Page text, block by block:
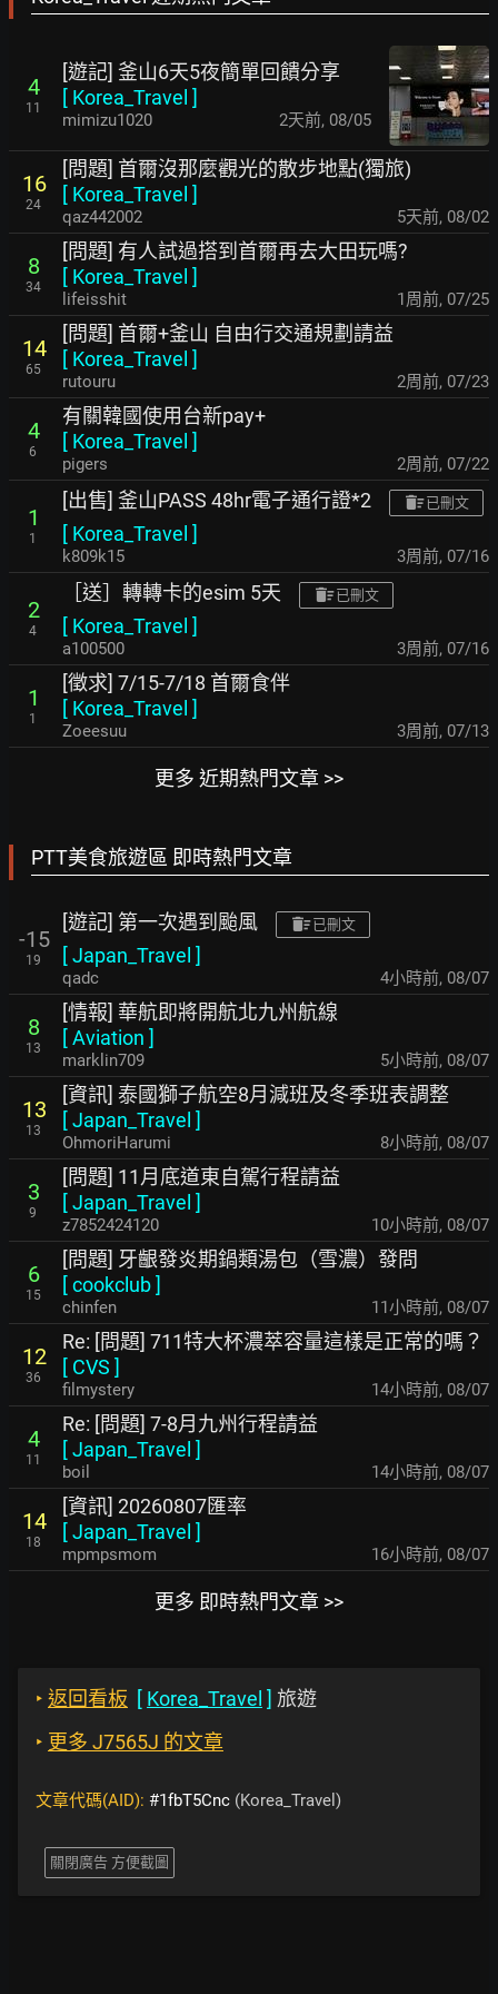
4
11
[遊記] 釜山6天5夜簡單回饋分享
[ Korea_Travel ]
mimizu1020 2天前, 08/05
16
24
[問題] 首爾沒那麼觀光的散步地點(獨旅)
[ Korea_Travel ]
qaz442002 5天前, 08/02
8
34
[問題] 有人試過搭到首爾再去大田玩嗎?
[ Korea_Travel ]
lifeisshit 1周前, 07/25
14
65
[問題] 首爾+釜山 自由行交通規劃請益
[ Korea_Travel ]
rutouru 2周前, 07/23
4
6
有關韓國使用台新pay+
[ Korea_Travel ]
pigers 2周前, 07/22
1
1
[出售] 釜山PASS 48hr電子通行證*2 已刪文
[ Korea_Travel ]
k809k15 3周前, 07/16
2
4
［送］轉轉卡的esim 5天 已刪文
[ Korea_Travel ]
a100500 3周前, 07/16
1
1
[徵求] 7/15-7/18 首爾食伴
[ Korea_Travel ]
Zoeesuu 3周前, 07/13
更多 近期熱門文章 >>
PTT美食旅遊區 即時熱門文章
-15
19
[遊記] 第一次遇到颱風 已刪文
[Japan_Travel ]
qadc 4小時前, 08/07
8
13
[情報] 華航即將開航北九州航線
[Aviation ]
marklin709 5小時前, 08/07
13
13
[資訊] 泰國獅子航空8月減班及冬季班表調整
[Japan_Travel ]
OhmoriHarumi 8小時前, 08/07
3
9
[問題] 11月底道東自駕行程請益
[Japan_Travel ]
z7852424120 10小時前, 08/07
6
15
[問題] 牙齦發炎期鍋類湯包（雪濃）發問
[cookclub]
chinfen 11小時前, 08/07
12
36
Re: [問題] 711特大杯濃萃容量這樣是正常的嗎？
[ CVS ]
filmystery 14小時前, 08/07
4
11
Re: [問題] 7-8月九州行程請益
[Japan_Travel ]
boil 14小時前, 08/07
14
18
[資訊] 20260807匯率
[Japan_Travel ]
mpmpsmom 16小時前, 08/07
更多 即時熱門文章 >>
‣ 返回看板 [ Korea_Travel ] 旅遊
‣ 更多 J7565J 的文章
文章代碼(AID): #1fbT5Cnc (Korea_Travel)
關閉廣告 方便截圖